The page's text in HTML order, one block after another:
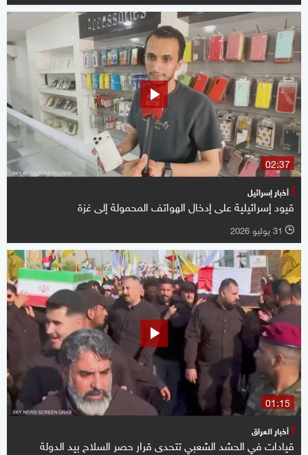
02:37
أخبار إسرائيل
قيود إسرائيلية على إدخال الهواتف المحمولة إلى غزة
l 31 يوليو 2026
01:15
أخبار العراق
قيادات في الحشد الشعبي تتحدى قرار حصر السلاح بيد الدولة